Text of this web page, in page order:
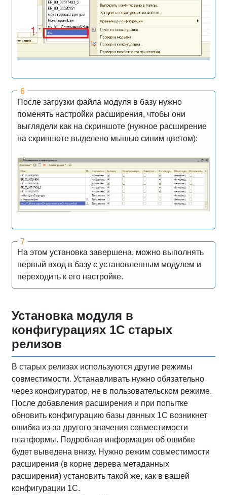
После загрузки файла модуля в базу нужно
поменять настройки расширения, чтобы они
выглядели как на скриншоте (нужное расширение
на скриншоте выделено мышью синим цветом):
На этом установка завершена, можно выполнять
первый вход в базу с установленным модулем и
переходить к его настройке.
Установка модуля в
конфигурациях 1С старых
релизов
В старых релизах используются другие режимы
совместимости. Устанавливать нужно обязательно
через конфигуратор, не в пользовательском режиме.
После добавления расширения и при попытке
обновить конфигурацию базы данных 1С возникнет
ошибка из-за другого значения совместимости
платформы. Подробная информация об ошибке
будет выведена внизу. Нужно режим совместимости
расширения (в корне дерева метаданных
расширения) установить такой же, как в вашей
конфигурации 1С.